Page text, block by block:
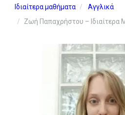
Ιδιαίτερα μαθήματα
Αγγλικά
Ζωή Παπαχρήστου – Ιδιαίτερα